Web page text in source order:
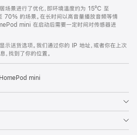
场景进行了优化，即环境温度约为 15ºC 至
的场景。在长时间以高音量播放音频等情
mini 在启动后需要一定时间对传感器进
示送货选项。我们通过你的 IP 地址，或者你在上次
找到了你的位置。
mini